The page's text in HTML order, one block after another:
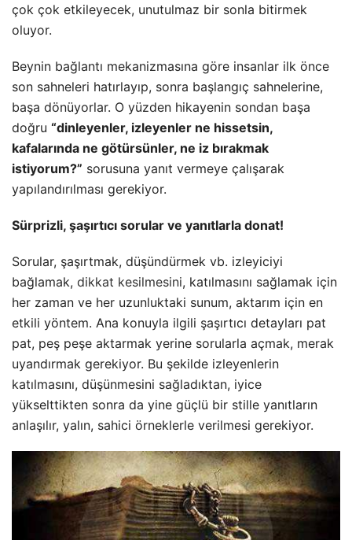
çok çok etkileyecek, unutulmaz bir sonla bitirmek
oluyor.
Beynin bağlantı mekanizmasına göre insanlar ilk önce
son sahneleri hatırlayıp, sonra başlangıç sahnelerine,
başa dönüyorlar. O yüzden hikayenin sondan başa
doğru “dinleyenler, izleyenler ne hissetsin,
kafalarında ne götürsünler, ne iz bırakmak
istiyorum?” sorusuna yanıt vermeye çalışarak
yapılandırılması gerekiyor.
Sürprizli, şaşırtıcı sorular ve yanıtlarla donat!
Sorular, şaşırtmak, düşündürmek vb. izleyiciyi
bağlamak, dikkat kesilmesini, katılmasını sağlamak için
her zaman ve her uzunluktaki sunum, aktarım için en
etkili yöntem. Ana konuyla ilgili şaşırtıcı detayları pat
pat, peş peşe aktarmak yerine sorularla açmak, merak
uyandırmak gerekiyor. Bu şekilde izleyenlerin
katılmasını, düşünmesini sağladıktan, iyice
yükselttikten sonra da yine güçlü bir stille yanıtların
anlaşılır, yalın, sahici örneklerle verilmesi gerekiyor.